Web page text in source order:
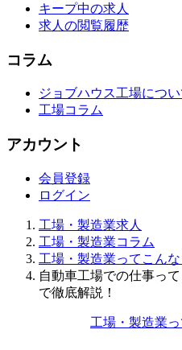
キープ中の求人
求人の閲覧履歴
コラム
ジョブハウス工場につい
工場コラム
アカウント
会員登録
ログイン
工場・製造業求人
工場・製造業コラム
工場・製造業ってこん
自動車工場での仕事っ
で徹底解説！
工場・製造業